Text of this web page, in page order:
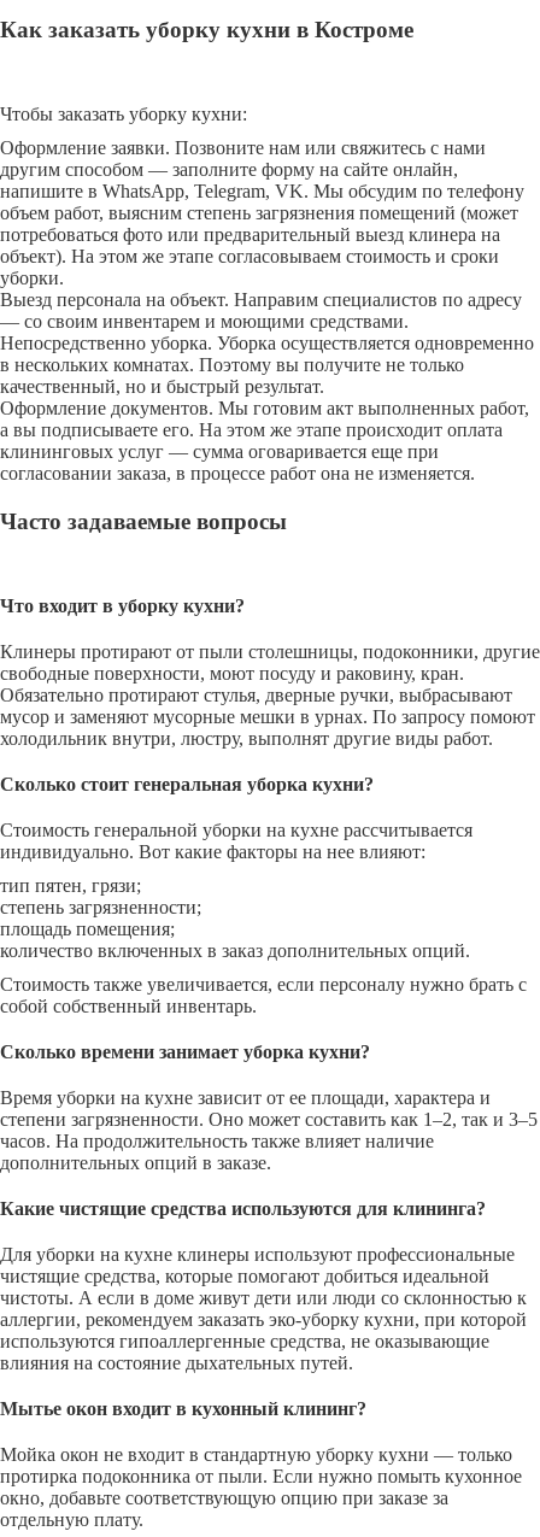
Как заказать уборку кухни в Костроме
Чтобы заказать уборку кухни:
Оформление заявки. Позвоните нам или свяжитесь с нами
другим способом — заполните форму на сайте онлайн,
напишите в WhatsApp, Telegram, VK. Мы обсудим по телефону
объем работ, выясним степень загрязнения помещений (может
потребоваться фото или предварительный выезд клинера на
объект). На этом же этапе согласовываем стоимость и сроки
уборки.
Выезд персонала на объект. Направим специалистов по адресу
— со своим инвентарем и моющими средствами.
Непосредственно уборка. Уборка осуществляется одновременно
в нескольких комнатах. Поэтому вы получите не только
качественный, но и быстрый результат.
Оформление документов. Мы готовим акт выполненных работ,
а вы подписываете его. На этом же этапе происходит оплата
клининговых услуг — сумма оговаривается еще при
согласовании заказа, в процессе работ она не изменяется.
Часто задаваемые вопросы
Что входит в уборку кухни?
Клинеры протирают от пыли столешницы, подоконники, другие
свободные поверхности, моют посуду и раковину, кран.
Обязательно протирают стулья, дверные ручки, выбрасывают
мусор и заменяют мусорные мешки в урнах. По запросу помоют
холодильник внутри, люстру, выполнят другие виды работ.
Сколько стоит генеральная уборка кухни?
Стоимость генеральной уборки на кухне рассчитывается
индивидуально. Вот какие факторы на нее влияют:
тип пятен, грязи;
степень загрязненности;
площадь помещения;
количество включенных в заказ дополнительных опций.
Стоимость также увеличивается, если персоналу нужно брать с
собой собственный инвентарь.
Сколько времени занимает уборка кухни?
Время уборки на кухне зависит от ее площади, характера и
степени загрязненности. Оно может составить как 1–2, так и 3–5
часов. На продолжительность также влияет наличие
дополнительных опций в заказе.
Какие чистящие средства используются для клининга?
Для уборки на кухне клинеры используют профессиональные
чистящие средства, которые помогают добиться идеальной
чистоты. А если в доме живут дети или люди со склонностью к
аллергии, рекомендуем заказать эко-уборку кухни, при которой
используются гипоаллергенные средства, не оказывающие
влияния на состояние дыхательных путей.
Мытье окон входит в кухонный клининг?
Мойка окон не входит в стандартную уборку кухни — только
протирка подоконника от пыли. Если нужно помыть кухонное
окно, добавьте соответствующую опцию при заказе за
отдельную плату.